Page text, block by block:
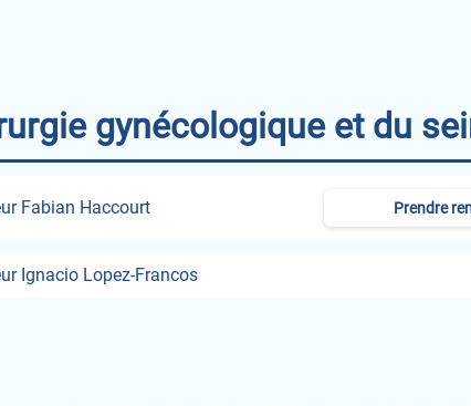
gynécologique et du
Fabian Haccourt Prendre
Ignacio Lopez-Francos